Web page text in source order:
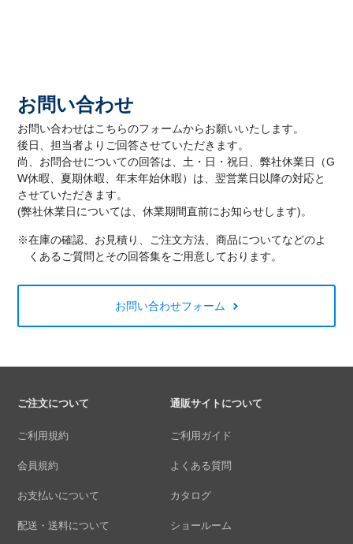
お問い合わせ
お問い合わせはこちらのフォームからお願いいたします。
後日、担当者よりご回答させていただきます。
尚、お問合せについての回答は、土・日・祝日、弊社休業日（G
W休暇、夏期休暇、年末年始休暇）は、翌営業日以降の対応と
させていただきます。
(弊社休業日については、休業期間直前にお知らせします)。
※在庫の確認、お見積り、ご注文方法、商品についてなどのよ
くあるご質問とその回答集をご用意しております。
お問い合わせフォーム
ご注文について
ご利用規約
会員規約
お支払いについて
配送・送料について
通販サイトについて
ご利用ガイド
よくある質問
カタログ
ショールーム